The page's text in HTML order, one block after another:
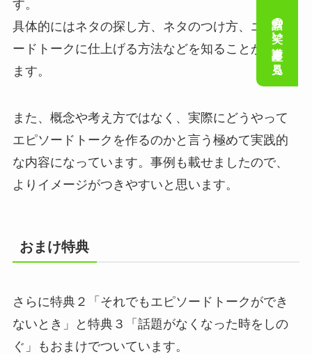
す。
具体的にはネタの探し方、ネタのつけ方、エピソ
ードトークに仕上げる方法などを知ることができ
ます。
また、 概念や考え方ではなく、実際にどうやって
エピソードトークを作るのかと言う極めて実践的
な内容になっています。 事例も載せましたので、
よりイメージがつきやすいと思います。
おまけ特典
さらに特典２「それでもエピソードトークができ
ないとき」と特典３「話題がなくなった時をしの
ぐ」もおまけでついています。
会話の笑い講座を見る